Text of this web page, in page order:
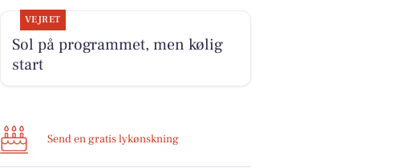
VEJRET
Sol på programmet, men kølig
start
Send en gratis lykønskning